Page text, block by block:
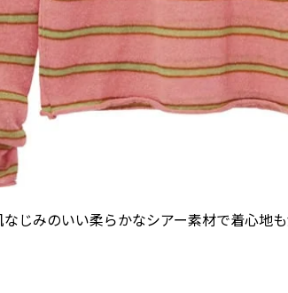
じみのいい柔らかなシアー素材で着心地